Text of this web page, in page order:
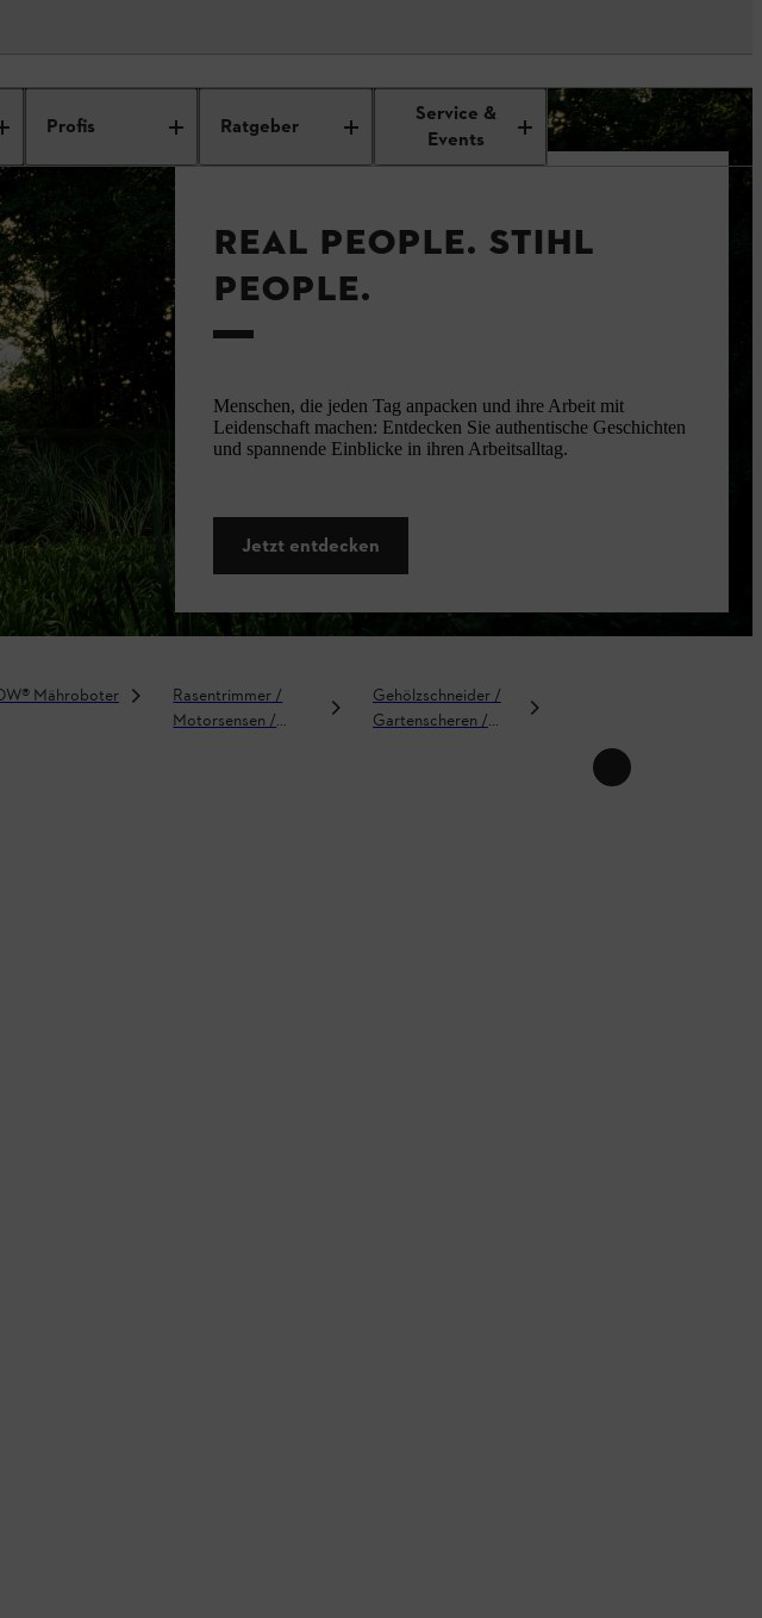
Profis Ratgeber
Service &
Events
REAL PEOPLE. STIHL
PEOPLE.
Menschen, die jeden Tag anpacken und ihre Arbeit mit
Leidenschaft machen: Entdecken Sie authentische Geschichten
und spannende Einblicke in ihren Arbeitsalltag.
Jetzt entdecken
Mähroboter
Rasentrimmer /
Motorsensen /
Gehölzschneider /
Gartenscheren /